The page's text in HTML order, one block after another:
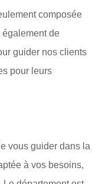
composée
de
guider nos clients
pour leurs
vous guider dans la
à vos besoins,